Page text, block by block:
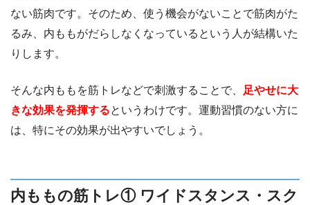
ない筋肉です。そのため、使う機会がないことで筋肉がた
るみ、内ももがだらしなくなっているという人が結構いた
りします。
そんな内ももを筋トレなどで刺激することで、
足やせに大
きな効果を発揮するというわけです。運動習慣のない方に
は、特にその効果が出やすいでしょう。
内ももの筋トレ① ワイドスタンス・スク